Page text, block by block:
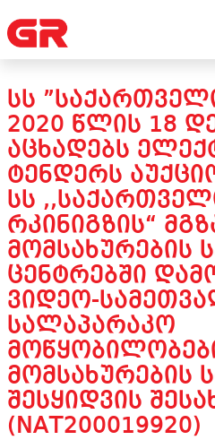
ᲡᲡ
2020 ᲬᲚᲘᲡ 18
ᲐᲪᲮᲐᲓᲔᲑᲡ
ᲢᲔᲜᲓᲔᲠᲡ
ᲡᲡ
ᲠᲙᲘᲜᲘᲒᲖᲘᲡ“
ᲛᲝᲛᲡᲐᲮᲣᲠᲔᲑᲘᲡ
ᲪᲔᲜᲢᲠᲔᲑᲨᲘ
ᲕᲘᲓᲔᲝ-
ᲡᲐᲚᲐᲞᲐᲠᲐᲙᲝ
ᲛᲝᲛᲡᲐᲮᲣᲠᲔᲑᲘᲡ
ᲨᲔᲡᲧᲘᲓᲕᲘᲡ
(NAT200019920)